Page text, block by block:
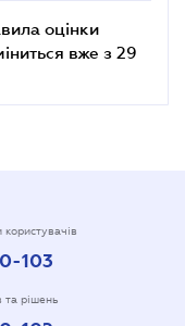
оцінки
вже з 29
103
та рішень